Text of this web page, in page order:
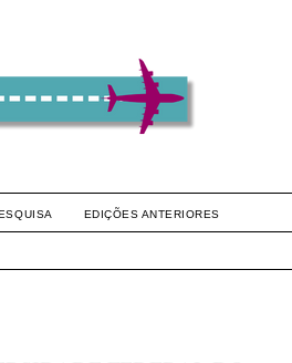
EDIÇÕES ANTERIORES